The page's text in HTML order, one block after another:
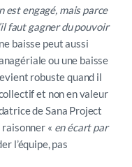
est engagé, mais parce
faut gagner du pouvoir
baisse peut aussi
ou une baisse
robuste quand il
et non en valeur
de Sana Project
« en écart par
l’équipe, pas